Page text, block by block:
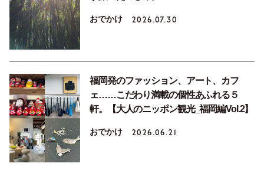
おでかけ 2026.07.30
福岡発のファッション、アート、カフ
ェ……こだわり満載の個性あふれる５
軒。【大人のニッポン観光_福岡編Vol.2】
おでかけ 2026.06.21